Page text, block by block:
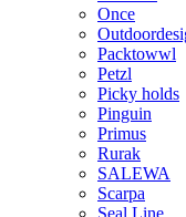
Once
Packtowwl
Petzl
Picky holds
Pinguin
Primus
Rurak
SALEWA
Scarpa